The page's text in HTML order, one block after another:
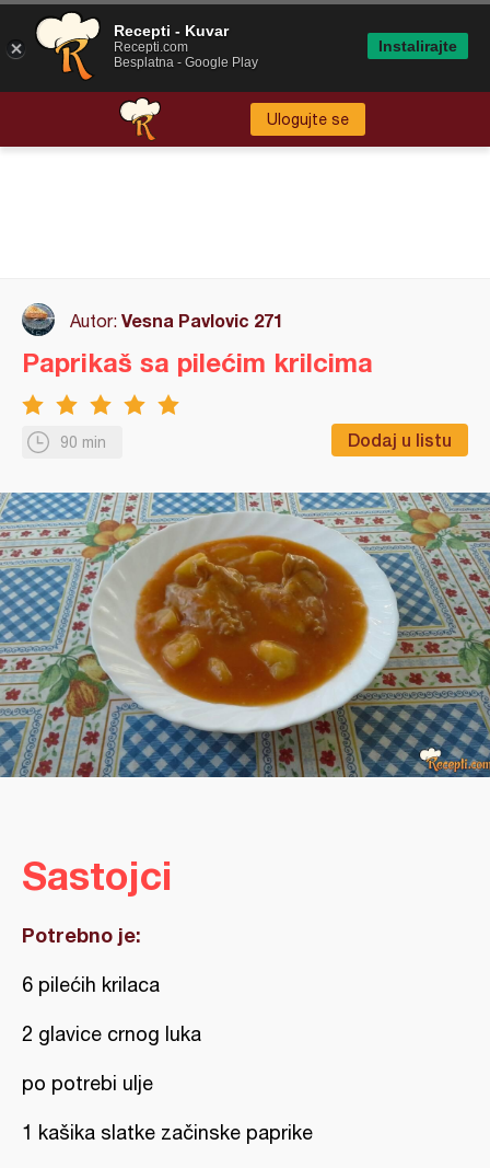
Ulogujte se
Autor: Vesna Pavlovic 271
90 min Dodaj u listu
Paprikaš sa pilećim krilcima
Sastojci
Potrebno je:
6 pilećih krilaca
2 glavice crnog luka
po potrebi ulje
1 kašika slatke začinske paprike
Recepti - Kuvar
Recepti.com
Besplatna - Google Play
Instalirajte